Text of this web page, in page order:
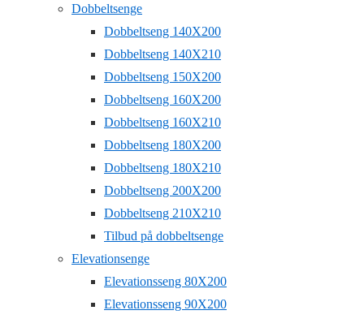
Dobbeltsenge
Dobbeltseng 140X200
Dobbeltseng 140X210
Dobbeltseng 150X200
Dobbeltseng 160X200
Dobbeltseng 160X210
Dobbeltseng 180X200
Dobbeltseng 180X210
Dobbeltseng 200X200
Dobbeltseng 210X210
Tilbud på dobbeltsenge
Elevationsenge
Elevationsseng 80X200
Elevationsseng 90X200